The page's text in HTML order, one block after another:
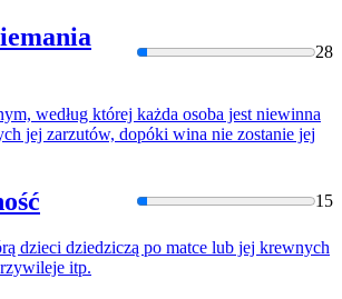
28
według której każda osoba jest niewinna
jej zarzutów, dopóki wina nie zostanie jej
15
dzieci dziedziczą po matce lub jej krewnych
itp.